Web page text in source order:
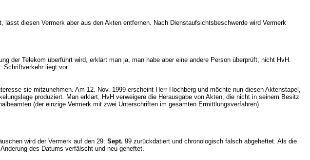
diesen Vermerk aber aus den Akten entfernen. Nach Dienstaufsichtsbeschwerde wird Vermerk
der Telekom überführt wird, erklärt man ja, man habe aber eine andere Person überprüft, nicht HvH.
Schriftverkehr liegt vor.
sie mitzunehmen. Am 12. Nov. 1999 erscheint Herr Hochberg und möchte nun diesen Aktenstapel,
produziert. Man erklärt, HvH verweigere die Herausgabe von Akten, die nicht in seinem Besitz
(der einzige Vermerk mit zwei Unterschriften im gesamten Ermittlungsverfahren)
wird der Vermerk auf den 29. Sept. 99 zurückdatiert und chronologisch falsch abgeheftet. Als die
des Datums verfälscht und neu geheftet.